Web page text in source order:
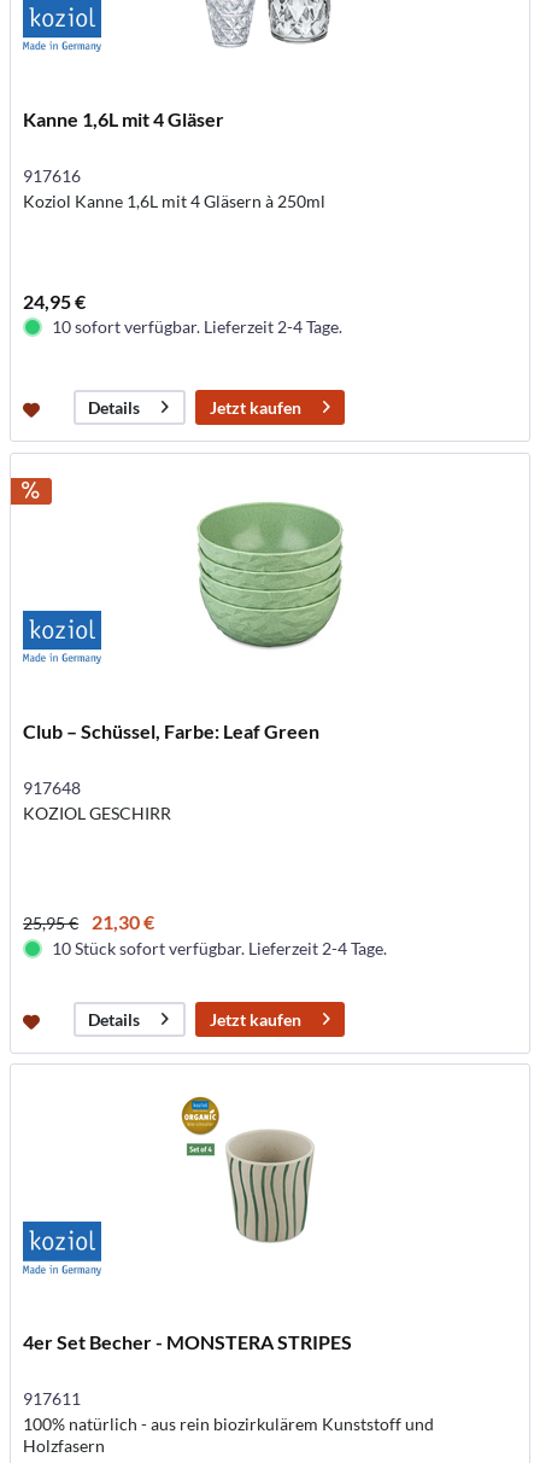
Kanne 1,6L mit 4 Gläser
917616
Koziol Kanne 1,6L mit 4 Gläsern à 250ml
24,95 €
10 sofort verfügbar. Lieferzeit 2-4 Tage.
Details Jetzt kaufen
Club – Schüssel, Farbe: Leaf Green
917648
KOZIOL GESCHIRR
25,95 € 21,30 €
10 Stück sofort verfügbar. Lieferzeit 2-4 Tage.
Details Jetzt kaufen
4er Set Becher - MONSTERA STRIPES
917611
100% natürlich - aus rein biozirkulärem Kunststoff und
Holzfasern